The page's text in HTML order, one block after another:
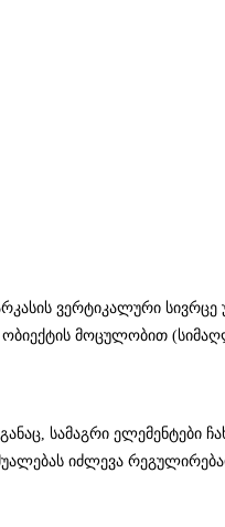
ვერტიკალური სივრცე
მოცულობით
სამაგრი ელემენტები
იძლევა